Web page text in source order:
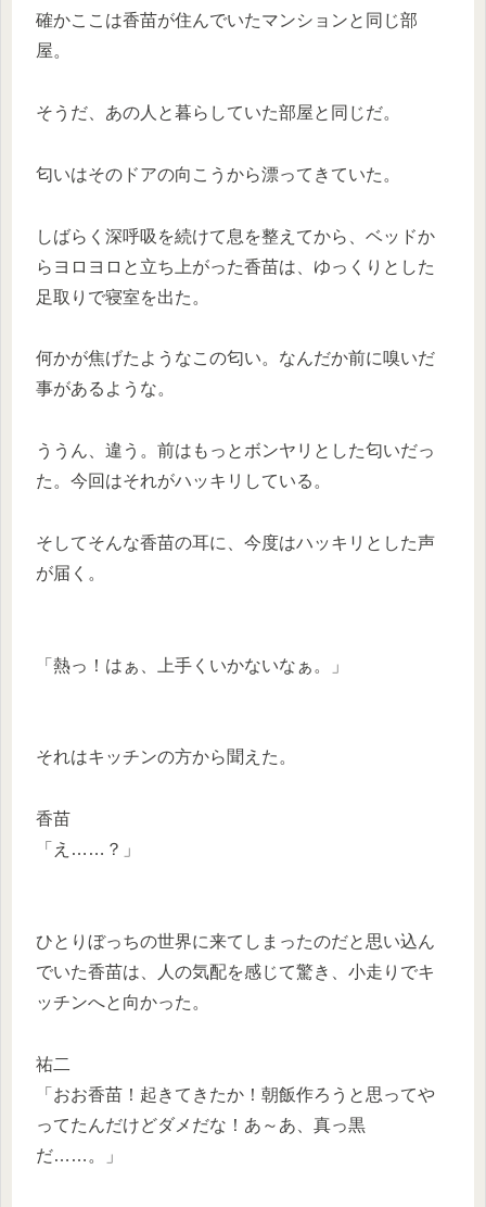
確かここは香苗が住んでいたマンションと同じ部
屋。
そうだ、あの人と暮らしていた部屋と同じだ。
匂いはそのドアの向こうから漂ってきていた。
しばらく深呼吸を続けて息を整えてから、ベッドか
らヨロヨロと立ち上がった香苗は、ゆっくりとした
足取りで寝室を出た。
何かが焦げたようなこの匂い。なんだか前に嗅いだ
事があるような。
ううん、違う。前はもっとボンヤリとした匂いだっ
た。今回はそれがハッキリしている。
そしてそんな香苗の耳に、今度はハッキリとした声
が届く。
「熱っ！はぁ、上手くいかないなぁ。」
それはキッチンの方から聞えた。
香苗
「え……？」
ひとりぼっちの世界に来てしまったのだと思い込ん
でいた香苗は、人の気配を感じて驚き、小走りでキ
ッチンへと向かった。
祐二
「おお香苗！起きてきたか！朝飯作ろうと思ってや
ってたんだけどダメだな！あ～あ、真っ黒
だ……。」